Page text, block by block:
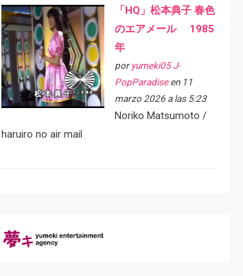
「HQ」松本典子 春色
のエアメール 1985
年
por yumeki05 J-
PopParadiseen 11
marzo 2026 a las 5:23
Noriko Matsumoto /
haruiro no air mail